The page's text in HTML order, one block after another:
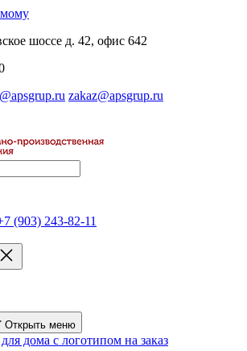
шоссе д. 42, офис 642
zakaz@apsgrup.ru
(903) 243-82-11
Открыть меню
дома с логотипом на заказ